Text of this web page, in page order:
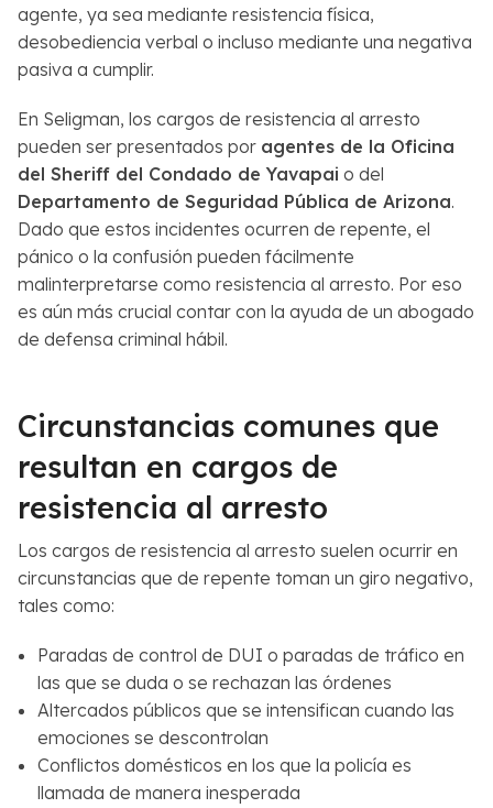
agente, ya sea mediante resistencia física,
desobediencia verbal o incluso mediante una negativa
pasiva a cumplir.
En Seligman, los cargos de resistencia al arresto
pueden ser presentados por agentes de la Oficina
del Sheriff del Condado de Yavapai o del
Departamento de Seguridad Pública de Arizona.
Dado que estos incidentes ocurren de repente, el
pánico o la confusión pueden fácilmente
malinterpretarse como resistencia al arresto. Por eso
es aún más crucial contar con la ayuda de un abogado
de defensa criminal hábil.
Circunstancias comunes que
resultan en cargos de
resistencia al arresto
Los cargos de resistencia al arresto suelen ocurrir en
circunstancias que de repente toman un giro negativo,
tales como:
Paradas de control de DUI o paradas de tráfico en
las que se duda o se rechazan las órdenes
Altercados públicos que se intensifican cuando las
emociones se descontrolan
Conflictos domésticos en los que la policía es
llamada de manera inesperada